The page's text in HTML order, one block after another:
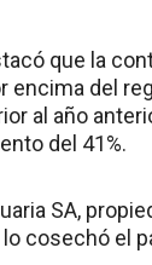
que la
encima del
al año
del 41%.
SA,
cosechó el